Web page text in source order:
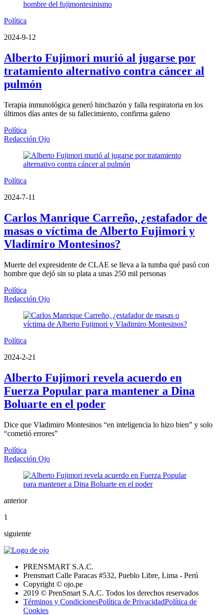
Política
2024-9-12
Alberto Fujimori murió al jugarse por
tratamiento alternativo contra cáncer al
pulmón
Terapia inmunológica generó hinchazón y falla respiratoria en los
últimos días antes de su fallecimiento, confirma galeno
Política
Redacción Ojo
Política
2024-7-11
Carlos Manrique Carreño, ¿estafador de
masas o víctima de Alberto Fujimori y
Vladimiro Montesinos?
Muerte del expresidente de CLAE se lleva a la tumba qué pasó con
hombre que dejó sin su plata a unas 250 mil personas
Política
Redacción Ojo
Política
2024-2-21
Alberto Fujimori revela acuerdo en
Fuerza Popular para mantener a Dina
Boluarte en el poder
Dice que Vladimiro Montesinos “en inteligencia lo hizo bien” y solo
“cometió errores”
Política
Redacción Ojo
anterior
1
siguiente
PRENSMART S.A.C.
Prensmart Calle Paracas #532, Pueblo Libre, Lima - Perú
Copyright © ojo.pe
2019 © PrenSmart S.A.C. Todos los derechos reservados
Términos y CondicionesPolítica de PrivacidadPolítica de
Cookies